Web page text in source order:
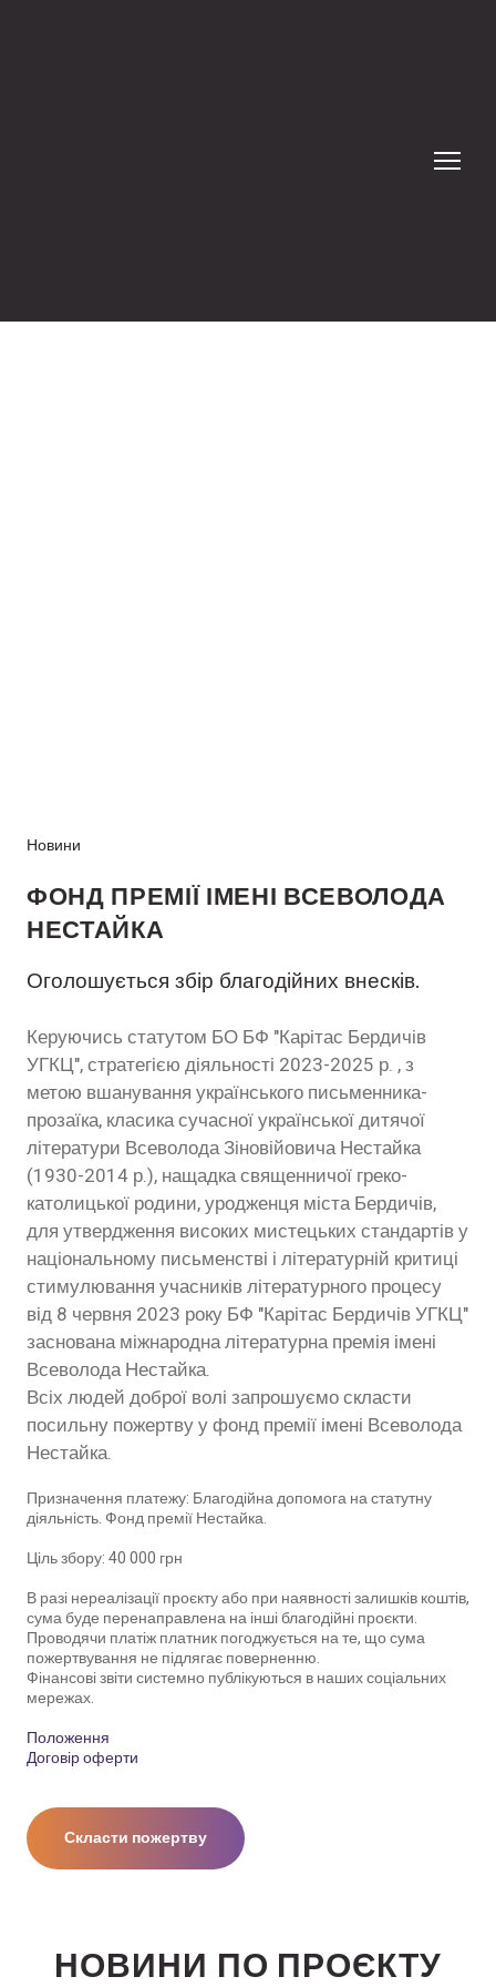
Новини
ФОНД ПРЕМІЇ ІМЕНІ ВСЕВОЛОДА
НЕСТАЙКА
Оголошується збір благодійних внесків.
Керуючись статутом БО БФ "Карітас Бердичів
УГКЦ", стратегією діяльності 2023-2025 р. , з
метою вшанування українського письменника-
прозаїка, класика сучасної української дитячої
літератури Всеволода Зіновійовича Нестайка
(1930-2014 р.), нащадка священничої греко-
католицької родини, уродженця міста Бердичів,
для утвердження високих мистецьких стандартів у
національному письменстві і літературній критиці
стимулювання учасників літературного процесу
від 8 червня 2023 року БФ "Карітас Бердичів УГКЦ"
заснована міжнародна літературна премія імені
Всеволода Нестайка.
Всіх людей доброї волі запрошуємо скласти
посильну пожертву у фонд премії імені Всеволода
Нестайка.
Призначення платежу: Благодійна допомога на статутну
діяльність. Фонд премії Нестайка.
Ціль збору: 40 000 грн
В разі нереалізації проєкту або при наявності залишків коштів,
сума буде перенаправлена на інші благодійні проєкти.
Проводячи платіж платник погоджується на те, що сума
пожертвування не підлягає поверненню.
Фінансові звіти системно публікуються в наших соціальних
мережах.
Положення
Договір оферти
Скласти пожертву
НОВИНИ ПО ПРОЄКТУ